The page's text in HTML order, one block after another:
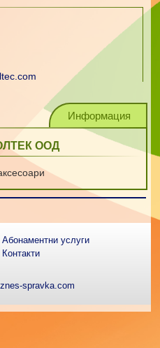
Информация
ООД
Абонаментни услуги
Контакти
spravka.com